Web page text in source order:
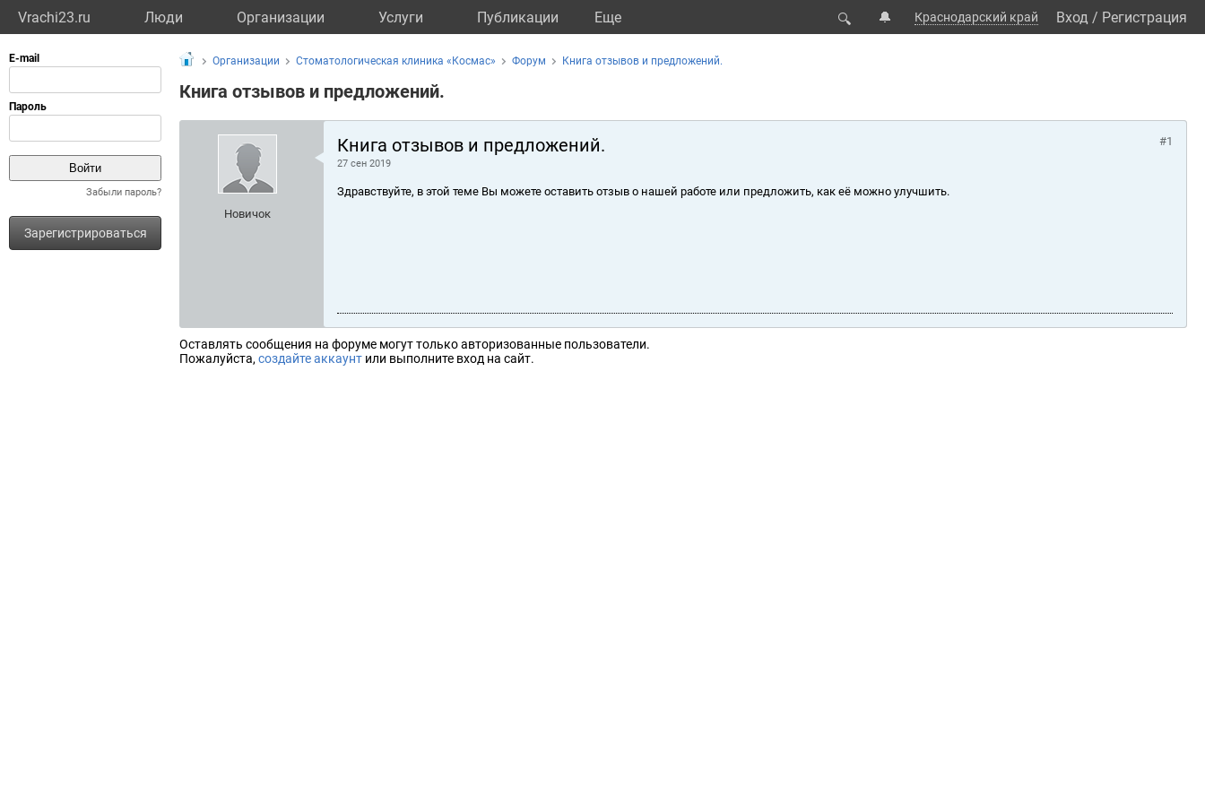
Vrachi23.ru Люди Организации Услуги Публикации Eще 🔍 🔔 Краснодарский край Вход / Регистрация
Забыли пароль?
Зарегистрироваться
Организации Стоматологическая клиника «Космас» Форум Книга отзывов и предложений.
Книга отзывов и предложений.
Новичок
Книга отзывов и предложений.
27 сен 2019
#1
Здравствуйте, в этой теме Вы можете оставить отзыв о нашей работе или предложить, как её можно улучшить.
Оставлять сообщения на форуме могут только авторизованные пользователи.
Пожалуйста, создайте аккаунт или выполните вход на сайт.